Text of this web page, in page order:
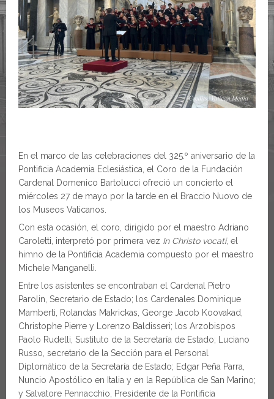
En el marco de las celebraciones del 325.º aniversario de la
Pontificia Academia Eclesiástica, el Coro de la Fundación
Cardenal Domenico Bartolucci ofreció un concierto el
miércoles 27 de mayo por la tarde en el Braccio Nuovo de
los Museos Vaticanos.
Con esta ocasión, el coro, dirigido por el maestro Adriano
Caroletti, interpretó por primera vez In Christo vocati, el
himno de la Pontificia Academia compuesto por el maestro
Michele Manganelli.
Entre los asistentes se encontraban el Cardenal Pietro
Parolin, Secretario de Estado; los Cardenales Dominique
Mamberti, Rolandas Makrickas, George Jacob Koovakad,
Christophe Pierre y Lorenzo Baldisseri; los Arzobispos
Paolo Rudelli, Sustituto de la Secretaría de Estado; Luciano
Russo, secretario de la Sección para el Personal
Diplomático de la Secretaría de Estado; Edgar Peña Parra,
Nuncio Apostólico en Italia y en la República de San Marino;
y Salvatore Pennacchio, Presidente de la Pontificia